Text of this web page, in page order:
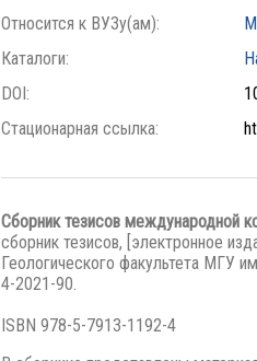
Относится к ВУЗу(ам):
Каталоги:
DOI:
Стационарная ссылка:
Сборник тезисов международной
сборник тезисов, [электронное
Геологического факультета МГУ
4-2021-90.
ISBN 978-5-7913-1192-4